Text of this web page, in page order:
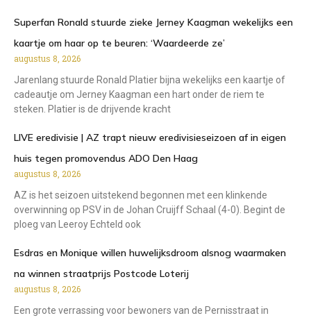
Superfan Ronald stuurde zieke Jerney Kaagman wekelijks een
kaartje om haar op te beuren: ‘Waardeerde ze’
augustus 8, 2026
Jarenlang stuurde Ronald Platier bijna wekelijks een kaartje of
cadeautje om Jerney Kaagman een hart onder de riem te
steken. Platier is de drijvende kracht
LIVE eredivisie | AZ trapt nieuw eredivisieseizoen af in eigen
huis tegen promovendus ADO Den Haag
augustus 8, 2026
AZ is het seizoen uitstekend begonnen met een klinkende
overwinning op PSV in de Johan Cruijff Schaal (4-0). Begint de
ploeg van Leeroy Echteld ook
Esdras en Monique willen huwelijksdroom alsnog waarmaken
na winnen straatprijs Postcode Loterij
augustus 8, 2026
Een grote verrassing voor bewoners van de Pernisstraat in